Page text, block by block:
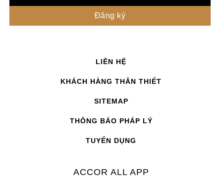
LIÊN HỆ
KHÁCH HÀNG THÂN THIẾT
SITEMAP
THÔNG BÁO PHÁP LÝ
TUYỂN DỤNG
ACCOR ALL APP